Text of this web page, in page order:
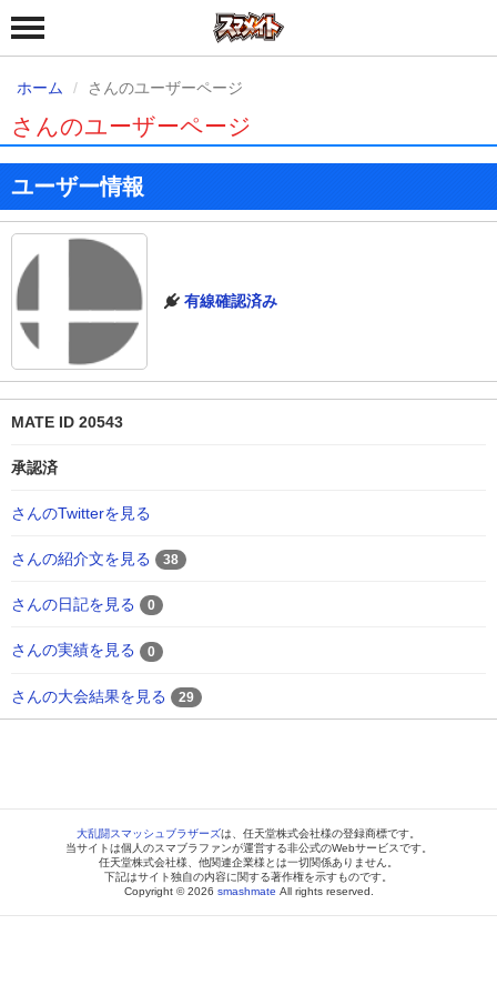
ホーム さんのユーザーページ
さんのユーザーページ
ユーザー情報
有線確認済み
MATE ID 20543
承認済
さんのTwitterを見る
さんの紹介文を見る 38
さんの日記を見る 0
さんの実績を見る 0
さんの大会結果を見る 29
大乱闘スマッシュブラザーズは、任天堂株式会社様の登録商標です。
当サイトは個人のスマブラファンが運営する非公式のWebサービスです。
任天堂株式会社様、他関連企業様とは一切関係ありません。
下記はサイト独自の内容に関する著作権を示すものです。
Copyright © 2026 smashmate All rights reserved.